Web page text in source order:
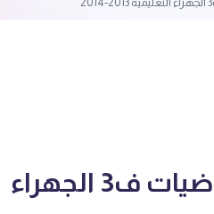
الصف الحادي عشر علمي اختبار 2 رياضيات ف3 الجهراء